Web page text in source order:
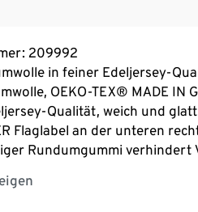
209992
in feiner Edeljersey-
OEKO-TEX® MADE IN
Qualität, weich und glatt
Flaglabel an der unteren
Rundumgummi verhindert
und pflegeleicht,
langlebiges Spannbettlaken